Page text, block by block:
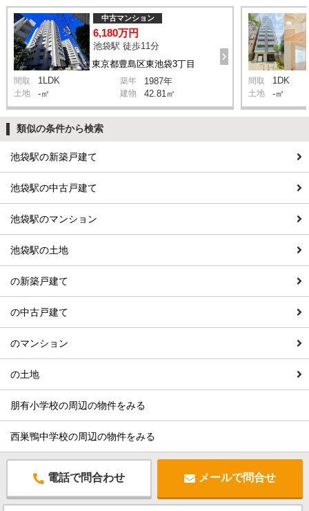
東京都豊島区東池袋3丁目
中古マンション
6,180万円
池袋駅 徒歩11分
間取 1LDK 築年 1987年
土地 -㎡ 建物 42.81㎡
間取 1DK
土地 -㎡
類似の条件から検索
池袋駅の新築戸建て
池袋駅の中古戸建て
池袋駅のマンション
池袋駅の土地
の新築戸建て
の中古戸建て
のマンション
の土地
朋有小学校の周辺の物件をみる
西巣鴨中学校の周辺の物件をみる
電話で問合わせ メールで問合せ